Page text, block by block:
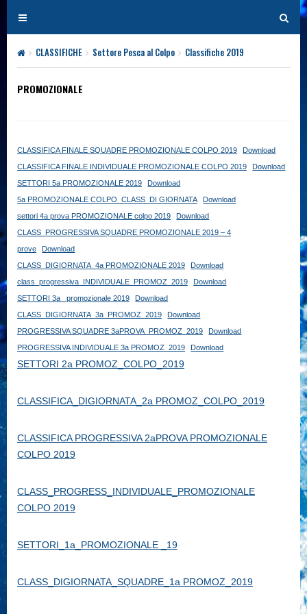
T
o
g
g
v
i
g
a
t
i
o
n
T
o
g
i
CLASSIFICHE Settore Pesca al Colpo Classifiche 2019
PROMOZIONALE
CLASSIFICA FINALE SQUADRE PROMOZIONALE COLPO 2019
Download
CLASSIFICA FINALE INDIVIDUALE PROMOZIONALE COLPO 2019
Download
SETTORI 5a PROMOZIONALE 2019
Download
5a PROMOZIONALE COLPO_CLASS_DI GIORNATA
Download
settori 4a prova PROMOZIONALE colpo 2019
Download
CLASS_PROGRESSIVA SQUADRE PROMOZIONALE 2019 – 4
prove
Download
CLASS_DIGIORNATA_4a PROMOZIONALE 2019
Download
class_progressiva_INDIVIDUALE_PROMOZ_2019
Download
SETTORI 3a_ promozionale 2019
Download
CLASS_DIGIORNATA_3a_PROMOZ_2019
Download
PROGRESSIVA SQUADRE 3aPROVA_PROMOZ_2019
Download
PROGRESSIVA INDIVIDUALE 3a PROMOZ_2019
Download
SETTORI 2a PROMOZ_COLPO_2019
CLASSIFICA_DIGIORNATA_2a PROMOZ_COLPO_2019
CLASSIFICA PROGRESSIVA 2aPROVA PROMOZIONALE
COLPO 2019
CLASS_PROGRESS_INDIVIDUALE_PROMOZIONALE
COLPO 2019
SETTORI_1a_PROMOZIONALE _19
CLASS_DIGIORNATA_SQUADRE_1a PROMOZ_2019